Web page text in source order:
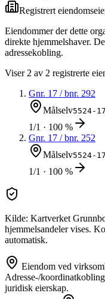
Registrert
Eiendommer der dette
direkte hjemmelshaver.
adressekobling.
Viser2 av 2 registrerte
Gnr. 17 / bnr. 292
Målselv5524-
1/1 · 100 %
Gnr. 17 / bnr. 252
Målselv5524-
1/1 · 100 %
Kilde: Kartverket
hjemmelsandeler vises.
automatisk.
Eiendom ved
Adresse-/
juridisk eierskap.